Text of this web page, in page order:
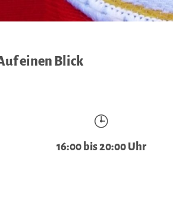
einen Blick
16:00 bis 20:00 Uhr